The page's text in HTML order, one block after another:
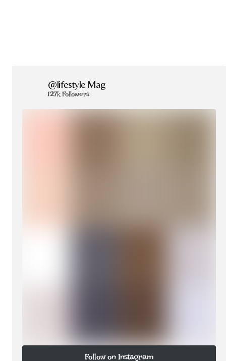
@lifestyle Mag
127k Followers
Follow on Instagram